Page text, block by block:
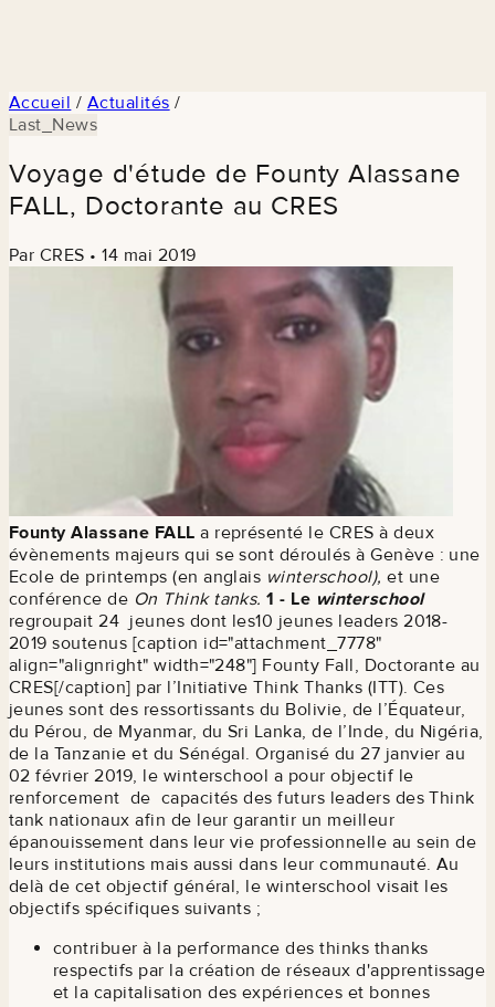
Accueil / Actualités /
Last_News
Voyage d'étude de Founty Alassane
FALL, Doctorante au CRES
Par CRES • 14 mai 2019
Founty Alassane FALL a représenté le CRES à deux
évènements majeurs qui se sont déroulés à Genève : une
Ecole de printemps (en anglais winterschool), et une
conférence de On Think tanks. 1 - Le winterschool
regroupait 24 jeunes dont les10 jeunes leaders 2018-
2019 soutenus [caption id="attachment_7778"
align="alignright" width="248"] Founty Fall, Doctorante au
CRES[/caption] par l’Initiative Think Thanks (ITT). Ces
jeunes sont des ressortissants du Bolivie, de l’Équateur,
du Pérou, de Myanmar, du Sri Lanka, de l’Inde, du Nigéria,
de la Tanzanie et du Sénégal. Organisé du 27 janvier au
02 février 2019, le winterschool a pour objectif le
renforcement de capacités des futurs leaders des Think
tank nationaux afin de leur garantir un meilleur
épanouissement dans leur vie professionnelle au sein de
leurs institutions mais aussi dans leur communauté. Au
delà de cet objectif général, le winterschool visait les
objectifs spécifiques suivants ;
contribuer à la performance des thinks thanks
respectifs par la création de réseaux d'apprentissage
et la capitalisation des expériences et bonnes